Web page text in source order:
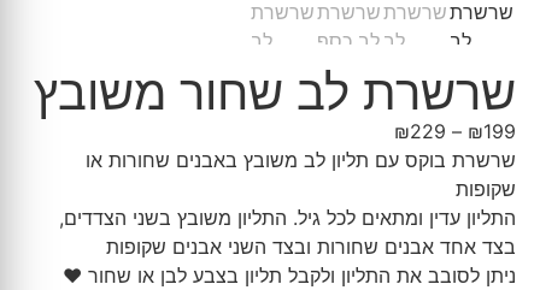
שרשרת לב שחור משובץ
₪199
–
₪229
שרשרת בוקס עם תליון לב משובץ באבנים שחורות או
שקופות
התליון עדין ומתאים לכל גיל. התליון משובץ בשני הצדדים,
בצד אחד אבנים שחורות ובצד השני אבנים שקופות
ניתן לסובב את התליון ולקבל תליון בצבע לבן או שחור ♥︎